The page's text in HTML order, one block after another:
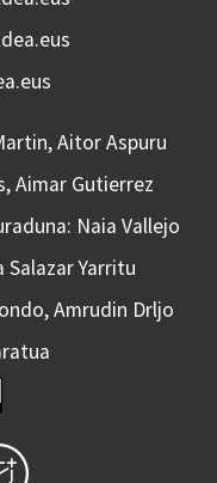
Aitor Aspuru
Aimar Gutierrez
Naia Vallejo
Yarritu
Amrudin Drljo